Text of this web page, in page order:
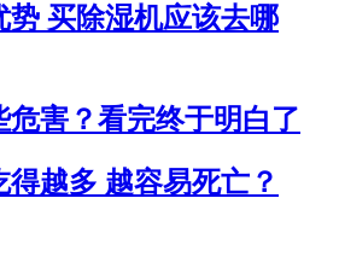
势 买除湿机应该去哪
危害？看完终于明白了
越多 越容易死亡？